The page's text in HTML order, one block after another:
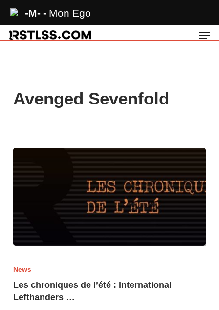
-M- Mon Ego
main
Avenged Sevenfold
News
Les chroniques de l’été : International
Lefthanders …